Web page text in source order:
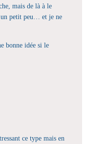
mais de là à le
petit peu… et je ne
bonne idée si le
ce type mais en